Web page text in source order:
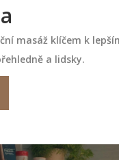
masáž klíčem k
a lidsky.
připravit
anticelulitidní
triky
aby byla co
podává užitečné tipy
jaké techniky jsou
2024